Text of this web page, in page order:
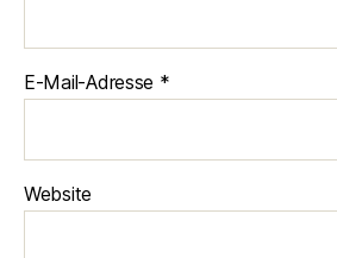
E-Mail-Adresse *
Website